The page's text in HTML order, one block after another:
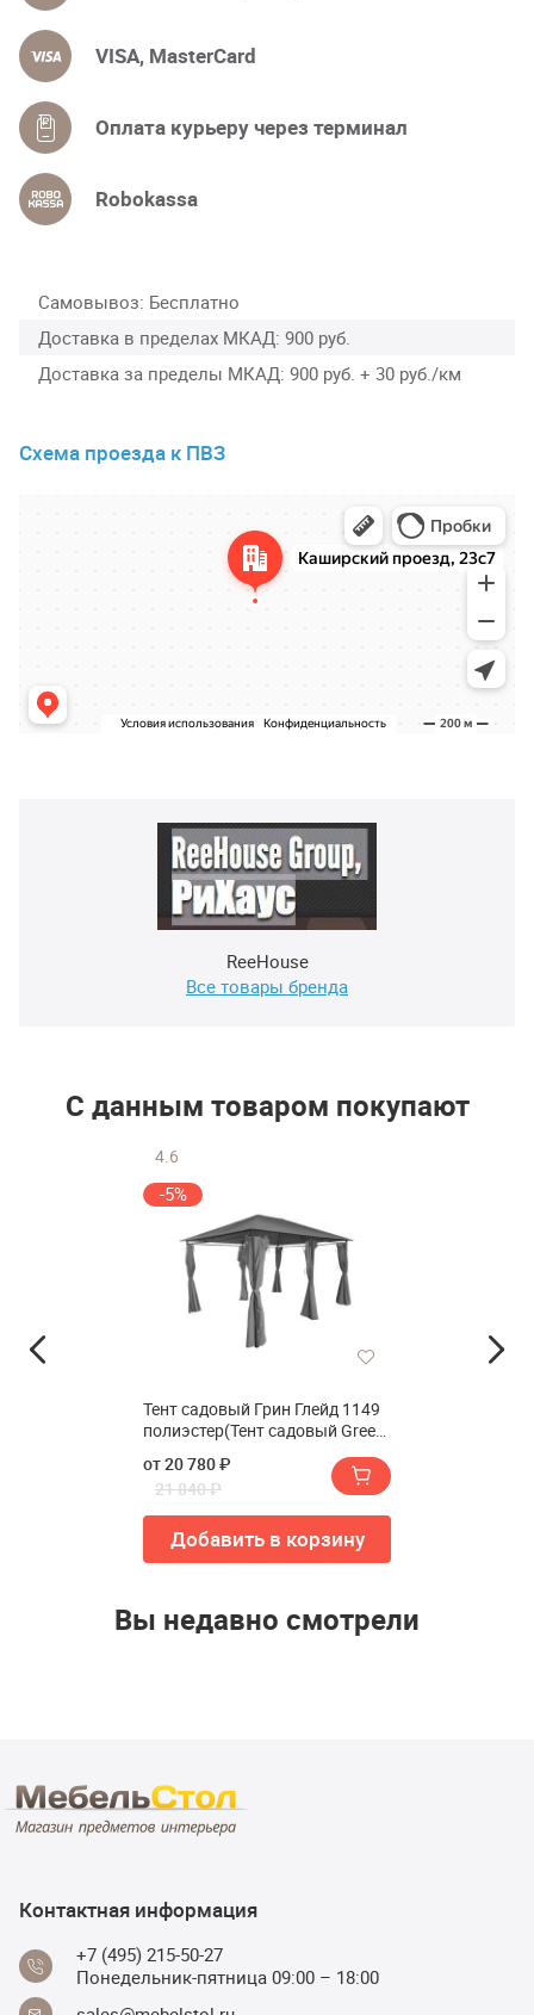
VISA, MasterCard
Оплата курьеру через терминал
Robokassa
Самовывоз Бесплатно
Доставка в пределах МКАД 900 руб.
Доставка за пределы МКАД 900 руб. + 30 руб./км
Схема проезда к ПВЗ
ReeHouse
Все товары бренда
С данным товаром покупают
4.6
-5%
Тент садовый Грин Глейд 1149
полиэстер(Тент садовый Green
от 20 780 ₽
21 840 ₽
Добавить в корзину
Вы недавно смотрели
Контактная информация
+7 (495) 215-50-27
Понедельник-пятница 09:00 – 18:00